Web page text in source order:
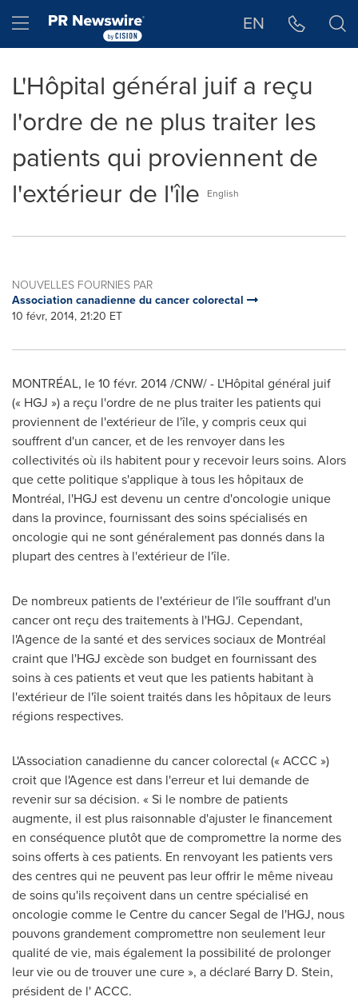
Hamburger menu EN
L'Hôpital général juif a reçu
l'ordre de ne plus traiter les
patients qui proviennent de
l'extérieur de l'île
English
NOUVELLES FOURNIES PAR
Association canadienne du cancer colorectal
10 févr, 2014, 21:20 ET
MONTRÉAL, le 10 févr. 2014 /CNW/ - L'Hôpital général juif
(« HGJ ») a reçu l'ordre de ne plus traiter les patients qui
proviennent de l'extérieur de l'île, y compris ceux qui
souffrent d'un cancer, et de les renvoyer dans les
collectivités où ils habitent pour y recevoir leurs soins. Alors
que cette politique s'applique à tous les hôpitaux de
Montréal, l'HGJ est devenu un centre d'oncologie unique
dans la province, fournissant des soins spécialisés en
oncologie qui ne sont généralement pas donnés dans la
plupart des centres à l'extérieur de l'île.
De nombreux patients de l'extérieur de l'île souffrant d'un
cancer ont reçu des traitements à l'HGJ. Cependant,
l'Agence de la santé et des services sociaux de Montréal
craint que l'HGJ excède son budget en fournissant des
soins à ces patients et veut que les patients habitant à
l'extérieur de l'île soient traités dans les hôpitaux de leurs
régions respectives.
L'Association canadienne du cancer colorectal (« ACCC »)
croit que l'Agence est dans l'erreur et lui demande de
revenir sur sa décision. « Si le nombre de patients
augmente, il est plus raisonnable d'ajuster le financement
en conséquence plutôt que de compromettre la norme des
soins offerts à ces patients. En renvoyant les patients vers
des centres qui ne peuvent pas leur offrir le même niveau
de soins qu'ils reçoivent dans un centre spécialisé en
oncologie comme le Centre du cancer Segal de l'HGJ, nous
pouvons grandement compromettre non seulement leur
qualité de vie, mais également la possibilité de prolonger
leur vie ou de trouver une cure », a déclaré Barry D. Stein,
président de l' ACCC.